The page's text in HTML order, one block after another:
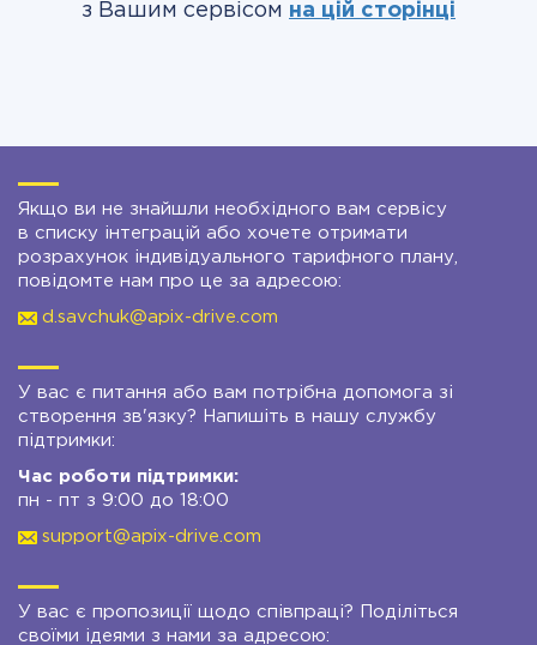
з Вашим сервісом на цій сторінці
Якщо ви не знайшли необхідного вам сервісу
в списку інтеграцій або хочете отримати
розрахунок індивідуального тарифного плану,
повідомте нам про це за адресою:
d.savchuk@apix-drive.com
У вас є питання або вам потрібна допомога зі
створення зв'язку? Напишіть в нашу службу
підтримки:
Час роботи підтримки:
пн - пт з 9:00 до 18:00
support@apix-drive.com
У вас є пропозиції щодо співпраці? Поділіться
своїми ідеями з нами за адресою: